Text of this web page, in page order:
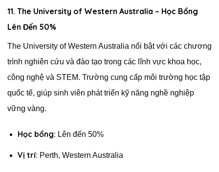
11. The University of Western Australia – Học Bổng
Lên Đến 50%
The University of Western Australia nổi bật với các chương
trình nghiên cứu và đào tạo trong các lĩnh vực khoa học,
công nghệ và STEM. Trường cung cấp môi trường học tập
quốc tế, giúp sinh viên phát triển kỹ năng nghề nghiệp
vững vàng.
Học bổng: Lên đến 50%
Vị trí: Perth, Western Australia